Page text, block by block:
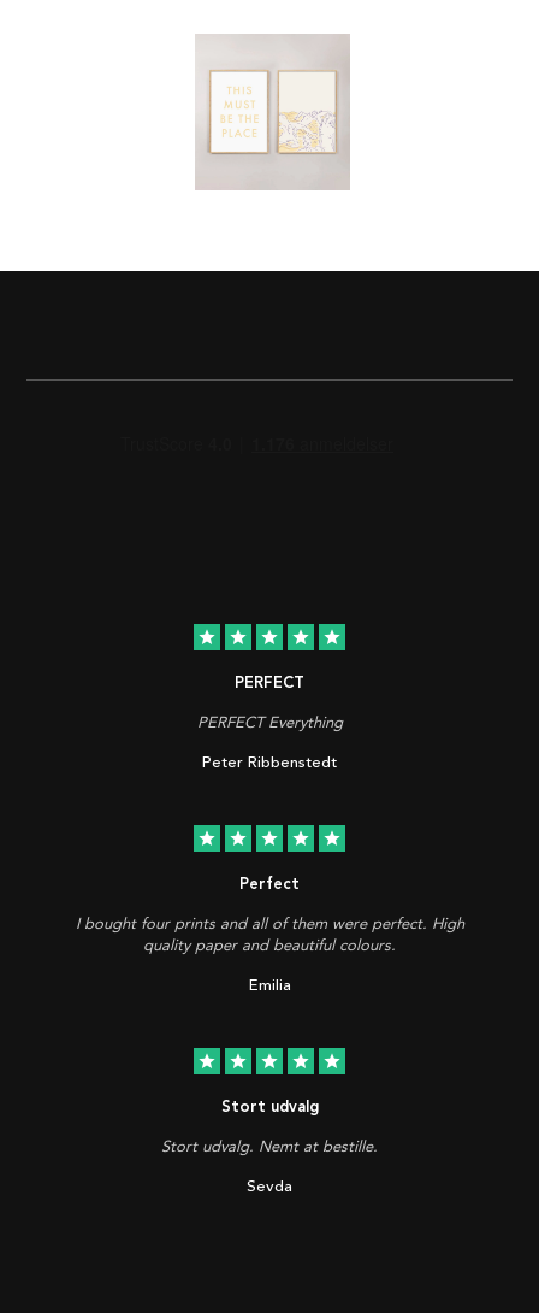
star star star star star
PERFECT
PERFECT Everything
Peter Ribbenstedt
star star star star star
Perfect
I bought four prints and all of them were perfect. High
quality paper and beautiful colours.
Emilia
star star star star star
Stort udvalg
Stort udvalg. Nemt at bestille.
Sevda